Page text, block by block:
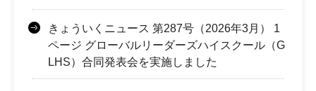
きょういくニュース 第287号（2026年3月） 1
ページ グローバルリーダーズハイスクール（G
LHS）合同発表会を実施しました